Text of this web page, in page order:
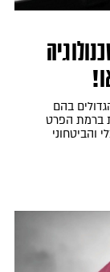
בהם
ברמת הפרט
והביטחוני